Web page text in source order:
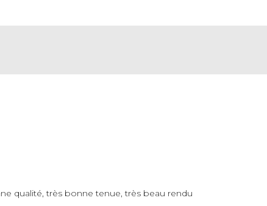
qualité, très bonne tenue, très beau rendu